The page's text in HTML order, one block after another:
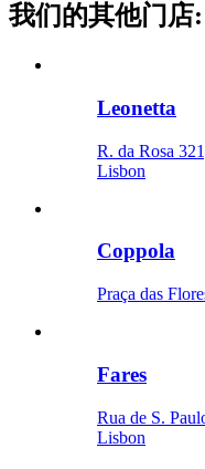
我们的其他门店:
Leonetta
R. da Rosa
Lisbon
Coppola
Praça das
Fares
Rua de S.
Lisbon